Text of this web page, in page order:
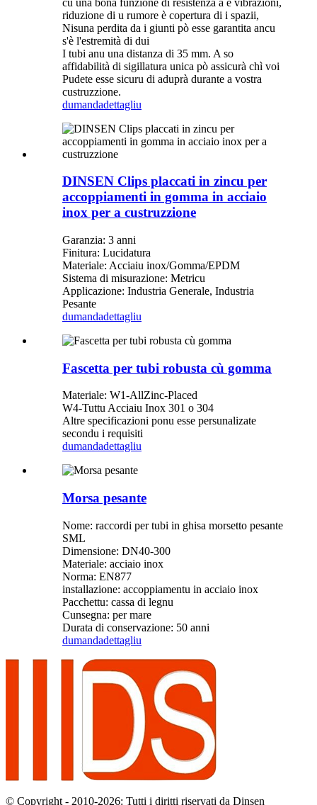
riduzione di u rumore è copertura di i spazii,
Nisuna perdita da i giunti pò esse garantita ancu
s'è l'estremità di dui
I tubi anu una distanza di 35 mm. A so
affidabilità di sigillatura unica pò assicurà chì voi
Pudete esse sicuru di aduprà durante a vostra
custruzzione.
dumandadettagliu
DINSEN Clips placcati in zincu per
accoppiamenti in gomma in acciaio
inox per a custruzzione
Garanzia: 3 anni
Finitura: Lucidatura
Materiale: Acciaiu inox/Gomma/EPDM
Sistema di misurazione: Metricu
Applicazione: Industria Generale, Industria
Pesante
dumandadettagliu
Fascetta per tubi robusta cù gomma
Materiale: W1-AllZinc-Placed
W4-Tuttu Acciaiu Inox 301 o 304
Altre specificazioni ponu esse persunalizate
secondu i requisiti
dumandadettagliu
Morsa pesante
Nome: raccordi per tubi in ghisa morsetto pesante
SML
Dimensione: DN40-300
Materiale: acciaio inox
Norma: EN877
installazione: accoppiamentu in acciaio inox
Pacchettu: cassa di legnu
Cunsegna: per mare
Durata di conservazione: 50 anni
dumandadettagliu
© Copyright - 2010-2026: Tutti i diritti riservati da Dinsen